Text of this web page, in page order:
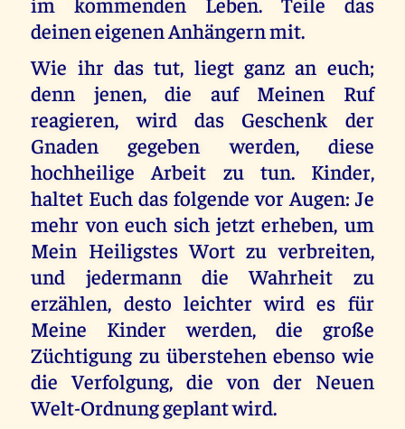
deinen eigenen Anhängern mit.
Wie ihr das tut, liegt ganz an euch;
denn jenen, die auf Meinen Ruf
reagieren, wird das Geschenk der
Gnaden gegeben werden, diese
hochheilige Arbeit zu tun. Kinder,
haltet Euch das folgende vor Augen: Je
mehr von euch sich jetzt erheben, um
Mein Heiligstes Wort zu verbreiten,
und jedermann die Wahrheit zu
erzählen, desto leichter wird es für
Meine Kinder werden, die große
Züchtigung zu überstehen ebenso wie
die Verfolgung, die von der Neuen
Welt-Ordnung geplant wird.